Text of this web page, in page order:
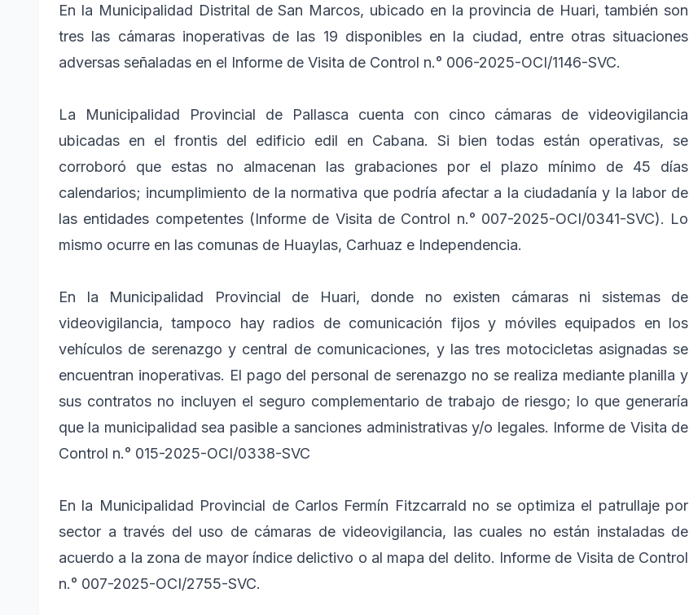
En la Municipalidad Distrital de San Marcos, ubicado en la provincia de Huari, también son
tres las cámaras inoperativas de las 19 disponibles en la ciudad, entre otras situaciones
adversas señaladas en el Informe de Visita de Control n.° 006-2025-OCI/1146-SVC.
La Municipalidad Provincial de Pallasca cuenta con cinco cámaras de videovigilancia
ubicadas en el frontis del edificio edil en Cabana. Si bien todas están operativas, se
corroboró que estas no almacenan las grabaciones por el plazo mínimo de 45 días
calendarios; incumplimiento de la normativa que podría afectar a la ciudadanía y la labor de
las entidades competentes (Informe de Visita de Control n.° 007-2025-OCI/0341-SVC). Lo
mismo ocurre en las comunas de Huaylas, Carhuaz e Independencia.
En la Municipalidad Provincial de Huari, donde no existen cámaras ni sistemas de
videovigilancia, tampoco hay radios de comunicación fijos y móviles equipados en los
vehículos de serenazgo y central de comunicaciones, y las tres motocicletas asignadas se
encuentran inoperativas. El pago del personal de serenazgo no se realiza mediante planilla y
sus contratos no incluyen el seguro complementario de trabajo de riesgo; lo que generaría
que la municipalidad sea pasible a sanciones administrativas y/o legales. Informe de Visita de
Control n.° 015-2025-OCI/0338-SVC
En la Municipalidad Provincial de Carlos Fermín Fitzcarrald no se optimiza el patrullaje por
sector a través del uso de cámaras de videovigilancia, las cuales no están instaladas de
acuerdo a la zona de mayor índice delictivo o al mapa del delito. Informe de Visita de Control
n.° 007-2025-OCI/2755-SVC.